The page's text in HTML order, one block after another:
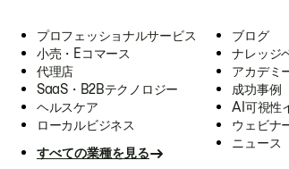
プロフェッショナルサービス
小売・Eコマース
代理店
SaaS・B2Bテクノロジー
ヘルスケア
ローカルビジネス
すべての業種を見る
ブログ
ナレッジ
アカデミ
成功事例
AI可視性
ウェビナ
ニュース